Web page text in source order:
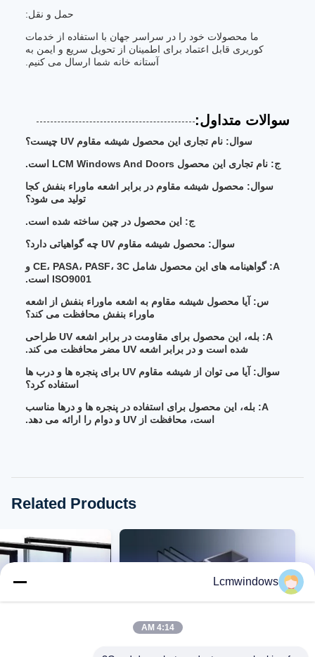
حمل و نقل:
ما محصولات خود را در سراسر جهان با استفاده از خدمات
کوریری قابل اعتماد برای اطمینان از تحویل سریع و ایمن به
آستانه خانه شما ارسال می کنیم.
سوالات متداول:
سوال: نام تجاری این محصول شیشه مقاوم UV چیست؟
ج: نام تجاری این محصول LCM Windows And Doors است.
سوال: محصول شیشه مقاوم در برابر اشعه ماوراء بنفش کجا
تولید می شود؟
ج: این محصول در چین ساخته شده است.
سوال: محصول شیشه مقاوم UV چه گواهیاتی دارد؟
A: گواهینامه های این محصول شامل CE، PASA، PASF، 3C و
ISO9001 است.
س: آیا محصول شیشه مقاوم به اشعه ماوراء بنفش از اشعه
ماوراء بنفش محافظت می کند؟
A: بله، این محصول برای مقاومت در برابر اشعه UV طراحی
شده است و در برابر اشعه UV مضر محافظت می کند.
سوال: آیا می توان از شیشه مقاوم UV برای پنجره ها و درب ها
استفاده کرد؟
A: بله، این محصول برای استفاده در پنجره ها و درها مناسب
است، محافظت از UV و دوام را ارائه می دهد.
Related Products
Lcmwindows
4:14 AM